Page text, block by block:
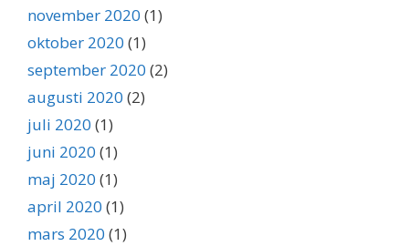
november 2020 (1)
oktober 2020 (1)
september 2020 (2)
augusti 2020 (2)
juli 2020 (1)
juni 2020 (1)
maj 2020 (1)
april 2020 (1)
mars 2020 (1)